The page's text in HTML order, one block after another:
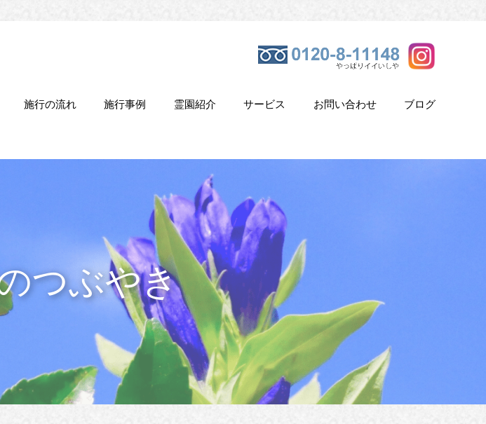
施行の流れ 施行事例 霊園紹介 サービス お問い合わせ ブログ
つぶやき